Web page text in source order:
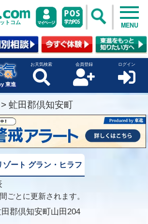
トコム MENU
東進
お天気検索 会員登録 ログイン
> 虻田郡倶知安町
ート グラン・ヒラフ
ごとに更新されます。
郡倶知安町山田204